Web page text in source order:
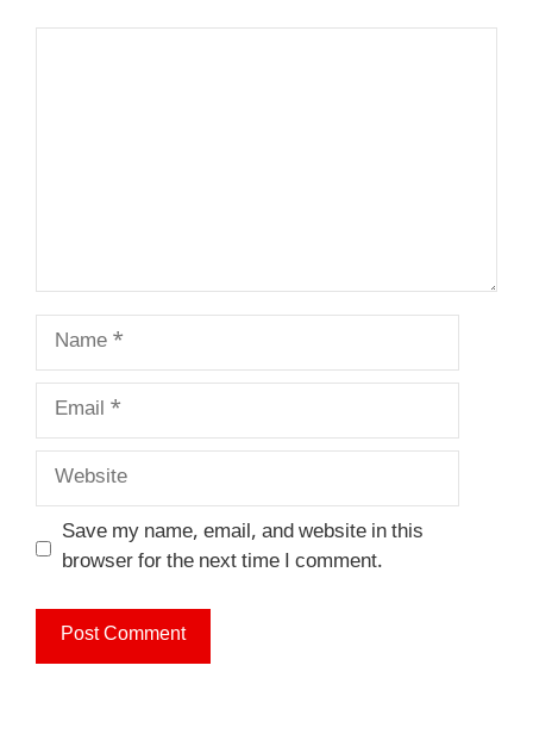
Name
Email
Website
Save my name, email, and website in this
browser for the next time I comment.